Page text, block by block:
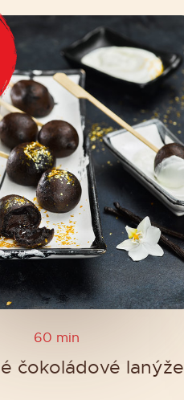
60 min
čokoládové lanýže